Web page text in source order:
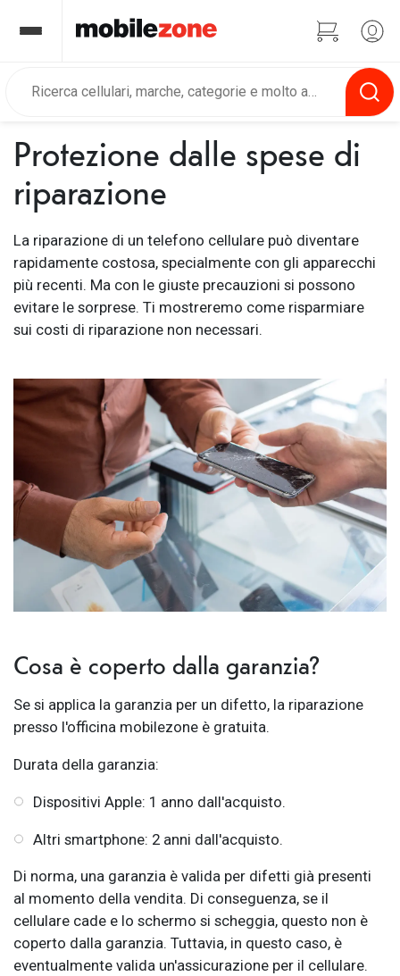
Protezione dalle spese di
riparazione
La riparazione di un telefono cellulare può diventare
rapidamente costosa, specialmente con gli apparecchi
più recenti. Ma con le giuste precauzioni si possono
evitare le sorprese. Ti mostreremo come risparmiare
sui costi di riparazione non necessari.
Cosa è coperto dalla garanzia?
Se si applica la garanzia per un difetto, la riparazione
presso l'officina mobilezone è gratuita.
Durata della garanzia:
Dispositivi Apple: 1 anno dall'acquisto.
Altri smartphone: 2 anni dall'acquisto.
Di norma, una garanzia è valida per difetti già presenti
al momento della vendita. Di conseguenza, se il
cellulare cade e lo schermo si scheggia, questo non è
coperto dalla garanzia. Tuttavia, in questo caso, è
eventualmente valida un'assicurazione per il cellulare.